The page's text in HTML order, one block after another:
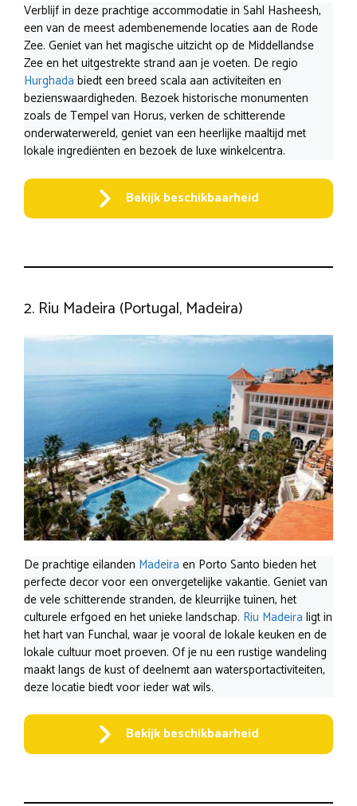
Verblijf in deze prachtige accommodatie in Sahl Hasheesh,
een van de meest adembenemende locaties aan de Rode
Zee. Geniet van het magische uitzicht op de Middellandse
Zee en het uitgestrekte strand aan je voeten. De regio
Hurghada biedt een breed scala aan activiteiten en
bezienswaardigheden. Bezoek historische monumenten
zoals de Tempel van Horus, verken de schitterende
onderwaterwereld, geniet van een heerlijke maaltijd met
lokale ingrediënten en bezoek de luxe winkelcentra.
Bekijk beschikbaarheid
2. Riu Madeira (Portugal, Madeira)
De prachtige eilanden Madeira en Porto Santo bieden het
perfecte decor voor een onvergetelijke vakantie. Geniet van
de vele schitterende stranden, de kleurrijke tuinen, het
culturele erfgoed en het unieke landschap. Riu Madeira ligt in
het hart van Funchal, waar je vooral de lokale keuken en de
lokale cultuur moet proeven. Of je nu een rustige wandeling
maakt langs de kust of deelnemt aan watersportactiviteiten,
deze locatie biedt voor ieder wat wils.
Bekijk beschikbaarheid